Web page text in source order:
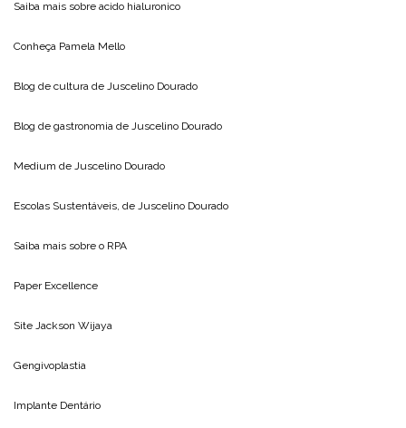
Saiba mais sobre acido hialuronico
Conheça Pamela Mello
Blog de cultura de Juscelino Dourado
Blog de gastronomia de Juscelino Dourado
Medium de Juscelino Dourado
Escolas Sustentáveis, de Juscelino Dourado
Saiba mais sobre o RPA
Paper Excellence
Site Jackson Wijaya
Gengivoplastia
Implante Dentário